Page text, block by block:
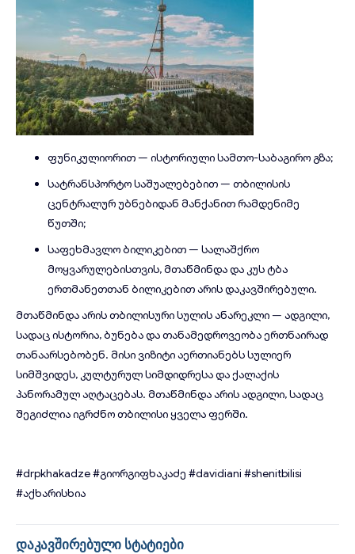
ფუნიკულიორით — ისტორიული სამთო-საბაგირო გზა;
სატრანსპორტო საშუალებებით — თბილისის
ცენტრალურ უბნებიდან მანქანით რამდენიმე
წუთში;
საფეხმავლო ბილიკებით — სალაშქრო
მოყვარულებისთვის, მთაწმინდა და კუს ტბა
ერთმანეთთან ბილიკებით არის დაკავშირებული.
მთაწმინდა არის თბილისური სულის ანარეკლი — ადგილი,
სადაც ისტორია, ბუნება და თანამედროვეობა ერთნაირად
თანაარსებობენ. მისი ვიზიტი აერთიანებს სულიერ
სიმშვიდეს, კულტურულ სიმდიდრესა და ქალაქის
პანორამულ აღტაცებას. მთაწმინდა არის ადგილი, სადაც
შეგიძლია იგრძნო თბილისი ყველა ფერში.
#drpkhakadze#გიორგიფხაკაძე #davidiani #shenitbilisi
#აქხარისხია
დაკავშირებული სტატიები